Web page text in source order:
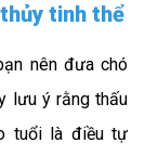
tinh thể
nên đưa chó
lưu ý rằng thấu
tuổi là điều tự